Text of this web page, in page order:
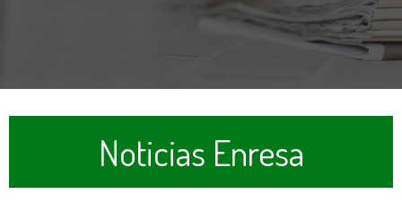
Noticias Enresa